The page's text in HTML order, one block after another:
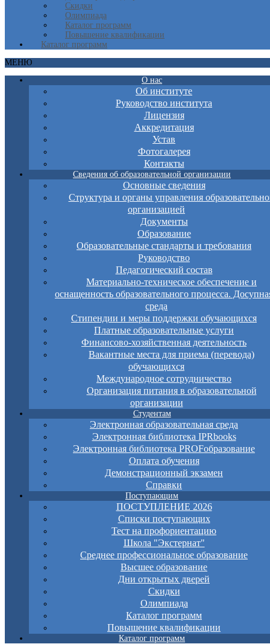
Скидки
Олимпиада
Каталог программ
Повышение квалификации
Каталог программ
МЕНЮ
О нас
Об институте
Руководство института
Лицензия
Аккредитация
Устав
Фотогалерея
Контакты
Сведения об образовательной организации
Основные сведения
Структура и органы управления
организацией
Документы
Образование
Образовательные стандарты и требования
Руководство
Педагогический состав
Материально-техническое обеспечение и
оснащенность образовательного процесса.
среда
Стипендии и меры поддержки обучающихся
Платные образовательные услуги
Финансово-хозяйственная деятельность
Вакантные места для приема (перевода)
обучающихся
Международное сотрудничество
Организация питания в образовательной
организации
Студентам
Электронная образовательная среда
Электронная библиотека IPRbooks
Электронная библиотека PROFобразование
Оплата обучения
Демонстрационный экзамен
Справки
Поступающим
ПОСТУПЛЕНИЕ 2026
Списки поступающих
Тест на профориентацию
Школа "Экстернат"
Среднее профессиональное образование
Высшее образование
Дни открытых дверей
Скидки
Олимпиада
Каталог программ
Повышение квалификации
Каталог программ